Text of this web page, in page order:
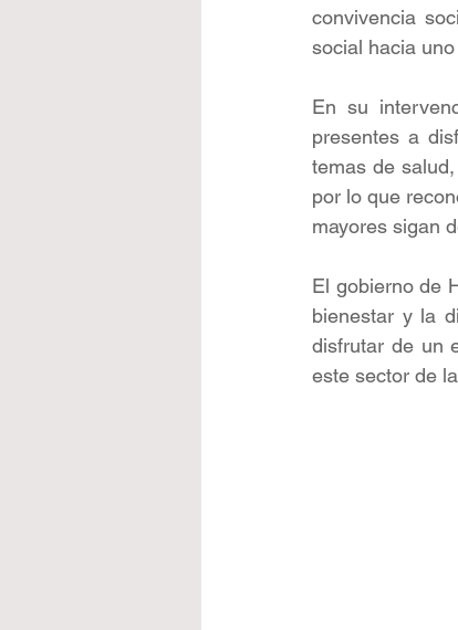
convivencia
social hacia
En su
presentes a
temas de
por lo que
mayores sigan
El gobierno de
bienestar y la
disfrutar de un
este sector de